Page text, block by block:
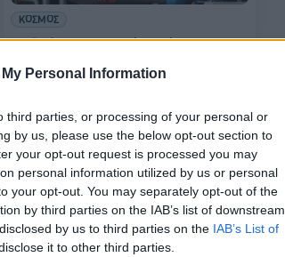
Personal Information
parties, or processing of your personal or
by us, please use the below opt-out section to
your opt-out request is processed you may
personal information utilized by us or personal
your opt-out. You may separately opt-out of the
by third parties on the IAB’s list of downstream
by us to third parties on the IAB’s List of
it to other third parties.
ΚΟΣΜΟΣ
Διεθνής Οργανισμός Ενέργειας:
να μειωθεί το ενεργειακό κόστος
20/03/2026 - 09:15